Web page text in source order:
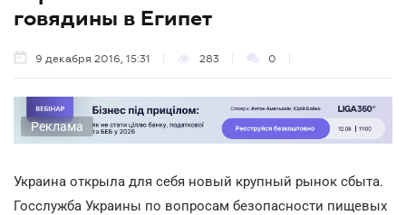
говядины в Египет
9 декабря 2016, 15:31 283 0
Реклама
Украина открыла для себя новый крупный рынок сбыта.
Госслужба Украины по вопросам безопасности пищевых